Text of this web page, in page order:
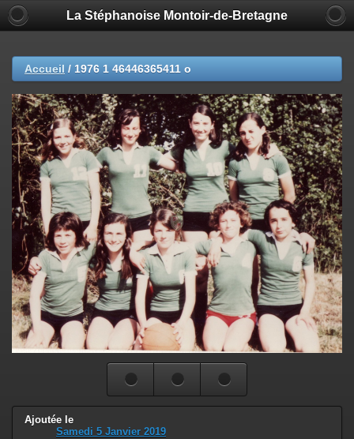
La Stéphanoise Montoir-de-Bretagne
Accueil / 1976 1 46446365411 o
Ajoutée le
Samedi 5 Janvier 2019